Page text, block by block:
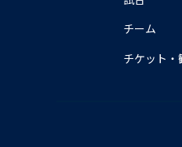
チーム
チケット・